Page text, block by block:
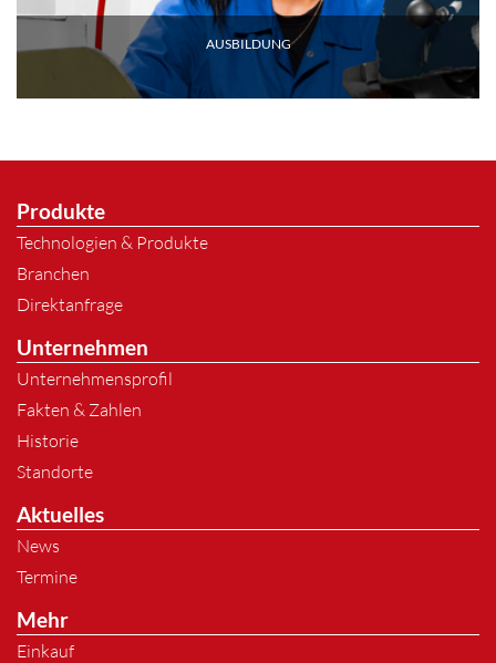
AUSBILDUNG
Produkte
Technologien & Produkte
Branchen
Direktanfrage
Unternehmen
Unternehmensprofil
Fakten & Zahlen
Historie
Standorte
Aktuelles
News
Termine
Mehr
Einkauf